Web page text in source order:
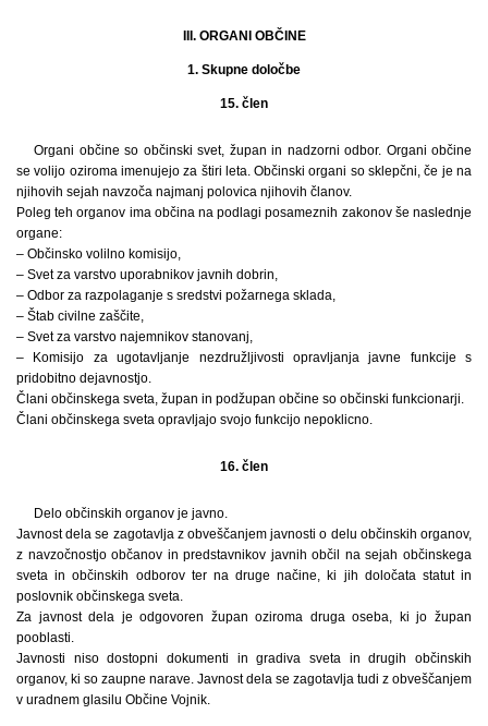
III. ORGANI OBČINE
1. Skupne določbe
15. člen
Organi občine so občinski svet, župan in nadzorni odbor. Organi občine
se volijo oziroma imenujejo za štiri leta. Občinski organi so sklepčni, če je na
njihovih sejah navzoča najmanj polovica njihovih članov.
Poleg teh organov ima občina na podlagi posameznih zakonov še naslednje
organe:
– Občinsko volilno komisijo,
– Svet za varstvo uporabnikov javnih dobrin,
– Odbor za razpolaganje s sredstvi požarnega sklada,
– Štab civilne zaščite,
– Svet za varstvo najemnikov stanovanj,
– Komisijo za ugotavljanje nezdružljivosti opravljanja javne funkcije s
pridobitno dejavnostjo.
Člani občinskega sveta, župan in podžupan občine so občinski funkcionarji.
Člani občinskega sveta opravljajo svojo funkcijo nepoklicno.
16. člen
Delo občinskih organov je javno.
Javnost dela se zagotavlja z obveščanjem javnosti o delu občinskih organov,
z navzočnostjo občanov in predstavnikov javnih občil na sejah občinskega
sveta in občinskih odborov ter na druge načine, ki jih določata statut in
poslovnik občinskega sveta.
Za javnost dela je odgovoren župan oziroma druga oseba, ki jo župan
pooblasti.
Javnosti niso dostopni dokumenti in gradiva sveta in drugih občinskih
organov, ki so zaupne narave. Javnost dela se zagotavlja tudi z obveščanjem
v uradnem glasilu Občine Vojnik.